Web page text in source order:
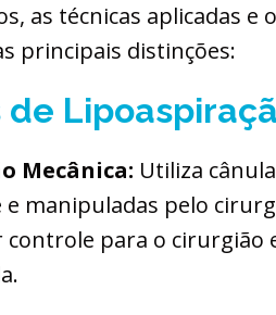
as técnicas aplicadas e
principais distinções:
de
Mecânica: Utiliza
manipuladas pelo
controle para o cirurgião